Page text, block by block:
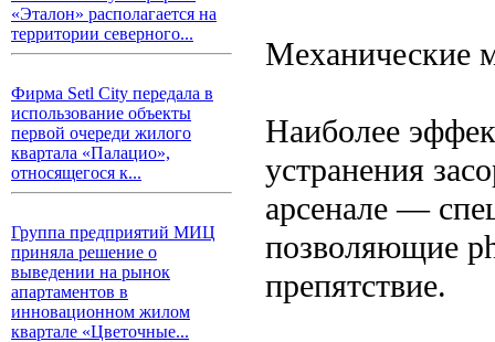
«Эталон» располагается на
территории северного...
Фирма Setl City передала в
использование объекты
первой очереди жилого
квартала «Палацио»,
относящегося к...
Группа предприятий МИЦ
приняла решение о
выведении на рынок
апартаментов в
инновационном жилом
квартале «Цветочные...
Механические
Наиболее
устранения
арсенале —
позволяющие
препятствие.